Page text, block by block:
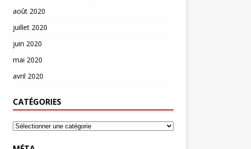
août 2020
juillet 2020
juin 2020
mai 2020
avril 2020
CATÉGORIES